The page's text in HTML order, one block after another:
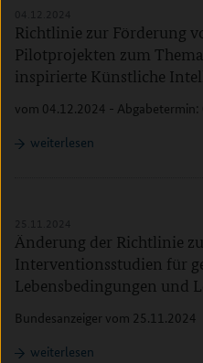
Richtlinie zur Förderung
Pilotprojekten zum
inspirierte Künstliche
vom 04.12.2024 -
weiterlesen
Änderung der Richtlinie
Interventionsstudien für
Lebensbedingungen und
Bundesanzeiger vom 25.11.2024
weiterlesen